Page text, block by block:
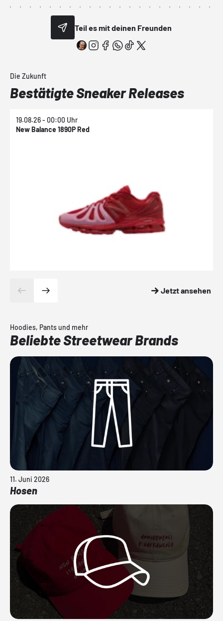
Teil es mit deinen Freunden
Die Zukunft
Bestätigte Sneaker Releases
19.08.26 - 00:00 Uhr
New Balance 1890P Red
Jetzt ansehen
Hoodies, Pants und mehr
Beliebte Streetwear Brands
11. Juni 2026
Hosen